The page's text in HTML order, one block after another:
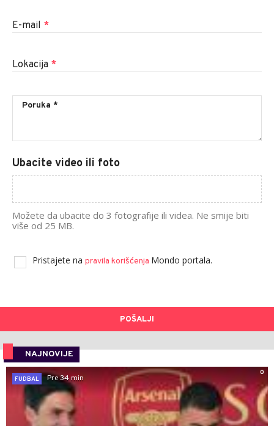
E-mail *
Lokacija *
Ubacite video ili foto
Možete da ubacite do 3 fotografije ili videa. Ne smije biti
više od 25 MB.
Pristajete na pravila korišćenja Mondo portala.
POŠALJI
NAJNOVIJE
0
FUDBAL
Pre 34 min